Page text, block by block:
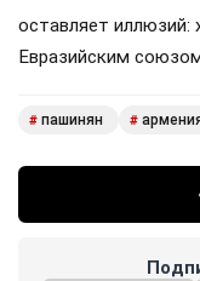
оставляет
Евразийским
# пашинян #